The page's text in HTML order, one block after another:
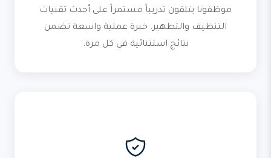
موظفونا يتلقون تدريباً مستمراً على أحدث تقنيات
التنظيف والتطهير. خبرة عملية واسعة تضمن
نتائج استثنائية في كل مرة.